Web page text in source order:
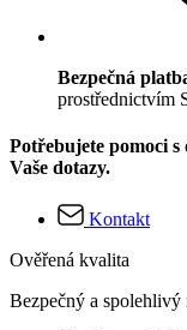
Bezpečná
prostřednictvím
Potřebujete pomoci
Vaše dotazy.
Kontakt
Ověřená kvalita
Bezpečný a spolehlivý